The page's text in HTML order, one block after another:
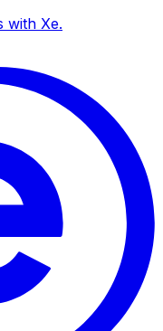
with Xe.